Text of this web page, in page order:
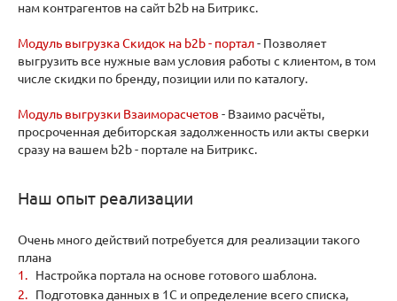
нам контрагентов на сайт b2b на Битрикс.
Модуль выгрузка Скидок на b2b - портал- Позволяет
выгрузить все нужные вам условия работы с клиентом, в том
числе скидки по бренду, позиции или по каталогу.
Модуль выгрузки Взаиморасчетов - Взаимо расчёты,
просроченная дебиторская задолженность или акты сверки
сразу на вашем b2b - портале на Битрикс.
Наш опыт реализации
Очень много действий потребуется для реализации такого
плана
Настройка портала на основе готового шаблона.
Подготовка данных в 1С и определение всего списка,